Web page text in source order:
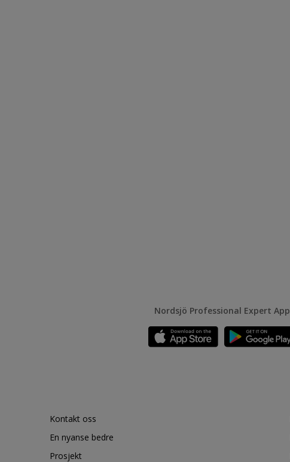
Nordsjö Professional Expert App
Kontakt oss
En nyanse bedre
Prosjekt